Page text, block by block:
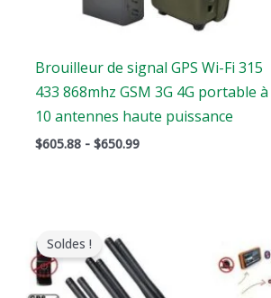
Brouilleur de signal GPS Wi-Fi 315
433 868mhz GSM 3G 4G portable à
10 antennes haute puissance
$605.88 - $650.99
Soldes !
prix
original
était
:
actuel
est
: